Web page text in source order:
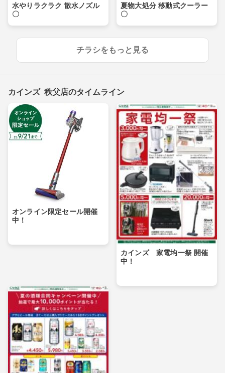
水やりラクラク 散水ノズル
〇
夏物大処分 移動式クーラー
〇
チラシをもっと見る
カインズ 秩父店のタイムライン
オンライン限定セール開催
中！
カインズ 家電均一祭 開催
中！